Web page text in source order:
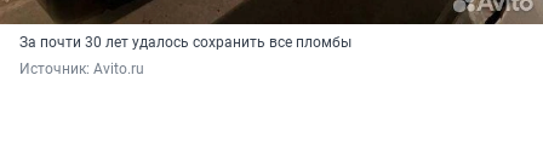
За почти 30 лет удалось сохранить все пломбы
Источник: Avito.ru